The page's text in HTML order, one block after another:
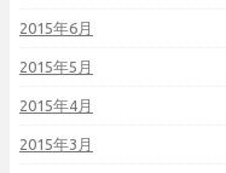
2015年6月
2015年5月
2015年4月
2015年3月